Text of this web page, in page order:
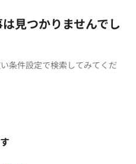
見つかりませんでし
条件設定で検索してみてくだ